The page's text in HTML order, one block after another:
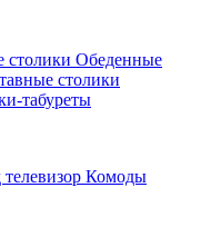
столики Обеденные
столики
табуреты
Комоды